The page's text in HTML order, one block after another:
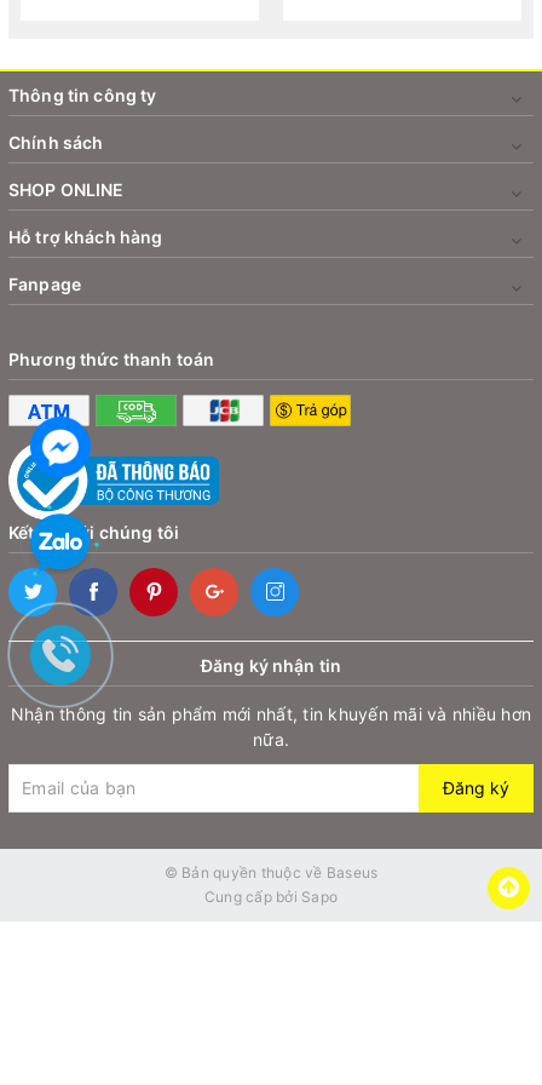
Độ cứng 9H chống va đập, trầy xước vượt trội, bảo vệ
màn hình khỏi những rủi ro ngoài ý muốn.
Cạnh vát 3D tinh xảo bằng công nghệ CNC hiện đại liền
mạch với màn hình nguyên bản, rất đẹp và tinh tế, không
Kính mỏng và trong suốt cho cảm giác chân thực như
không dán kính. Chất lượng hiển thị rõ nét đạt chuẩn HD.
màn hình luôn sạch sẽ, thoải mái khi thao tác.
Kính sẵn keo dễ dán, chắc chắn, không ảnh hưởng đến
màn hình nguyên bản và độ nhạy của cảm ứng.
Kính cường lực Kuzoom 3D iPhone 15 Pro là phụ kiện
chính hãng cao cấp bảo vệ màn hình điện thoại an toàn,
chuyên nghiệp và tiện lợi.
📍Hướng dẫn dán:
B1: Vệ sinh bụi bẩn trên màn hình bằng bộ vệ sinh đi kèm mỗi sản
B2: Tháo lớp màn đằng sau miếng kính và căn chỉnh sao cho
B3: Vệ sinh toàn bộ màn hình điện thoại bằng khăn lau của bộ vệ
Thông tin công ty
Chính sách
SHOP ONLINE
Hỗ trợ khách hàng
Fanpage
Phương thức thanh toán
Kết nối với chúng tôi
Đăng ký nhận tin
Nhận thông tin sản phẩm mới nhất, tin khuyến mãi và nhiều hơn
nữa.
Đăng ký
© Bản quyền thuộc về Baseus
Cung cấp bởi Sapo